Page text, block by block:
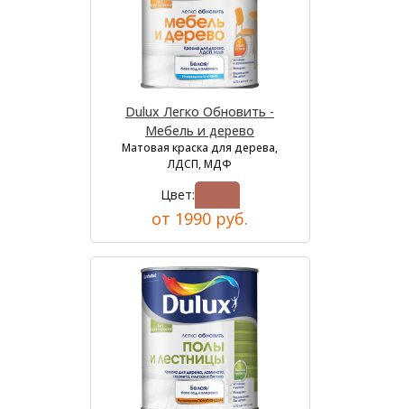
Dulux Легко Обновить -
Мебель и дерево
Матовая краска для дерева,
ЛДСП, МДФ
Цвет:
от 1990 руб.